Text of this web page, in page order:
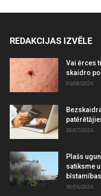
REDAKCIJAS IZVĒLE
Vai ērces
skaidro
06/08/2026
28/07/2026
Plašs
satiksme
30/06/2026